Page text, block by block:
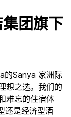
团旗下
的Sanya 家洲际
想之选。我们的
难忘的住宿体
还是经济型酒